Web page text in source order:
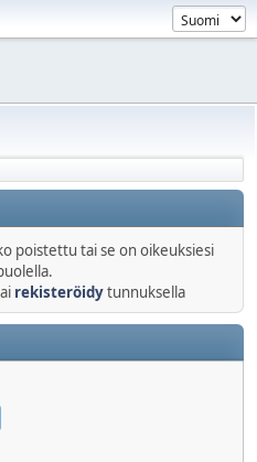
poistettu tai se on oikeuksiesi
rekisteröidytunnuksella